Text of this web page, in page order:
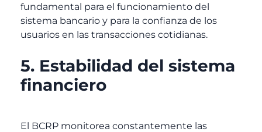
fundamental para el funcionamiento del
sistema bancario y para la confianza de los
usuarios en las transacciones cotidianas.
5. Estabilidad del sistema
financiero
El BCRP monitorea constantemente las